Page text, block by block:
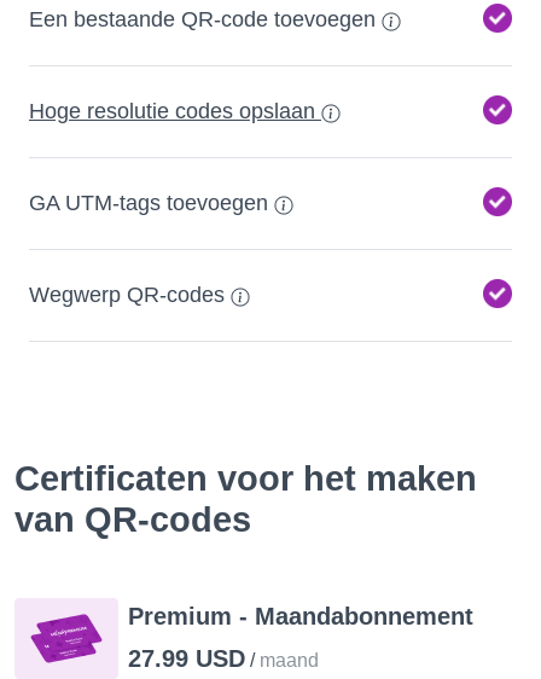
Een bestaande QR-code toevoegen
Hoge resolutie codes opslaan
GA UTM-tags toevoegen
Wegwerp QR-codes
Certificaten voor het maken
van QR-codes
Premium - Maandabonnement
27.99 USD / maand